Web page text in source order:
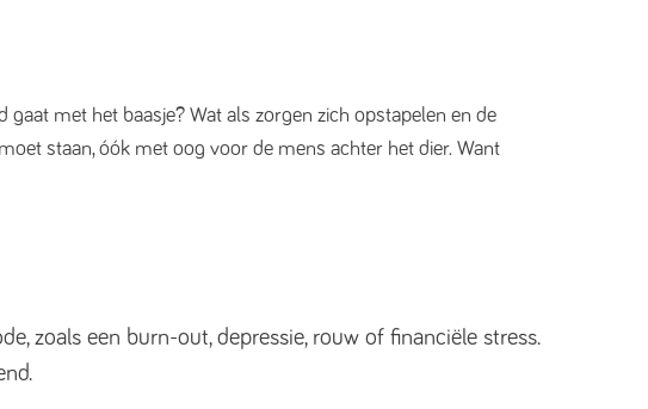
met het baasje? Wat als zorgen zich opstapelen en de
staan, óók met oog voor de mens achter het dier. Want
zoals een burn-out, depressie, rouw of financiële stress.